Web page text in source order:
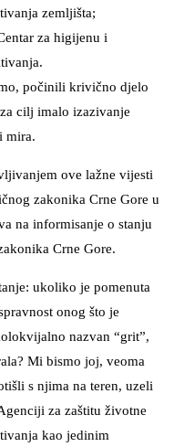
zemljišta;
za higijenu i
počinili krivično djelo
cilj imalo izazivanje
mira.
ove lažne vijesti
zakonika Crne Gore u
na informisanje o stanju
Crne Gore.
ukoliko je pomenuta
onog što je
nazvan “grit”,
Mi bismo joj, veoma
s njima na teren, uzeli
za zaštitu životne
kao jedinim